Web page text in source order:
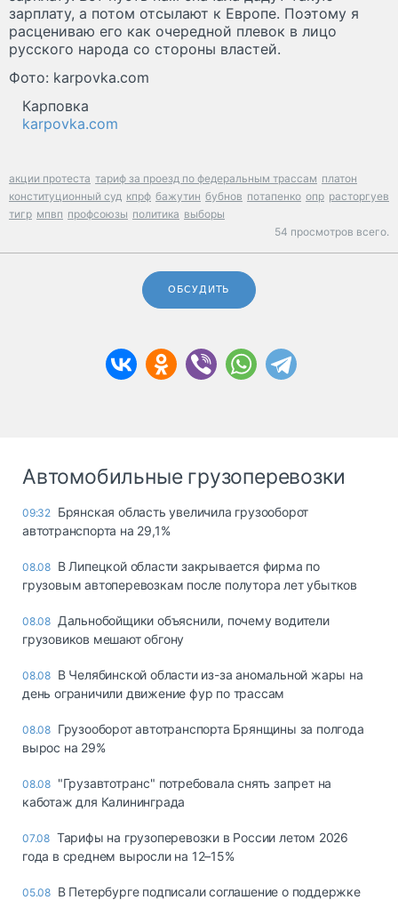
зарплату, а потом отсылают к Европе. Поэтому я
расцениваю его как очередной плевок в лицо
русского народа со стороны властей.
Фото: karpovka.com
Карповка
karpovka.com
акции протеста тариф за проезд по федеральным трассам платон
конституционный суд кпрф бажутин бубнов потапенко опр расторгуев
тигр мпвп профсоюзы политика выборы
54 просмотров всего.
ОБСУДИТЬ
Автомобильные грузоперевозки
09:32 Брянская область увеличила грузооборот
автотранспорта на 29,1%
08.08 В Липецкой области закрывается фирма по
грузовым автоперевозкам после полутора лет убытков
08.08 Дальнобойщики объяснили, почему водители
грузовиков мешают обгону
08.08 В Челябинской области из-за аномальной жары на
день ограничили движение фур по трассам
08.08 Грузооборот автотранспорта Брянщины за полгода
вырос на 29%
08.08 "Грузавтотранс" потребовала снять запрет на
каботаж для Калининграда
07.08 Тарифы на грузоперевозки в России летом 2026
года в среднем выросли на 12–15%
05.08 В Петербурге подписали соглашение о поддержке